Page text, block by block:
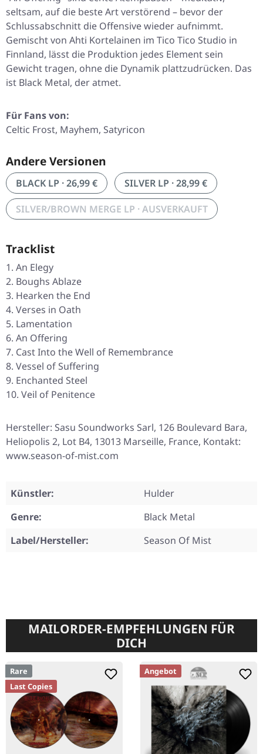
seltsam, auf die beste Art verstörend – bevor der
Schlussabschnitt die Offensive wieder aufnimmt.
Gemischt von Ahti Kortelainen im Tico Tico Studio in
Finnland, lässt die Produktion jedes Element sein
Gewicht tragen, ohne die Dynamik plattzudrücken. Das
ist Black Metal, der atmet.
Für Fans von:
Celtic Frost, Mayhem, Satyricon
Andere Versionen
BLACK LP · 26,99 €
SILVER LP · 28,99 €
SILVER/BROWN MERGE LP · AUSVERKAUFT
Tracklist
An Elegy
Boughs Ablaze
Hearken the End
Verses in Oath
Lamentation
An Offering
Cast Into the Well of Remembrance
Vessel of Suffering
Enchanted Steel
Veil of Penitence
Hersteller: Sasu Soundworks Sarl, 126 Boulevard Bara,
Heliopolis 2, Lot B4, 13013 Marseille, France, Kontakt:
www.season-of-mist.com
Künstler:
Hulder
Genre:
Black Metal
Label/Hersteller:
Season Of Mist
MAILORDER-EMPFEHLUNGEN FÜR
DICH
Rare
Last Copies
Angebot